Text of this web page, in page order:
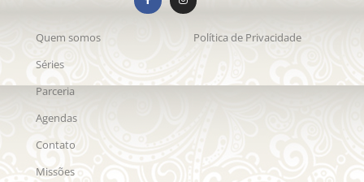
Quem somos
Séries
Parceria
Agendas
Contato
Missões
Política de Privacidade